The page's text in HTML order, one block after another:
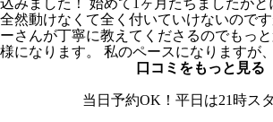
全然動けなくて全く付いていけないので
ーさんが丁寧に教えてくださるのでもっ
様になります。 私のペースになりますが
出来るようになっていきたいと思います
口コミをもっと見る
当日予約OK！平日は21時ス